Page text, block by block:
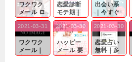
ワクワク
メール ロ
グイン pc
｜心の底
から真
剣...
恋愛診断
モテ期｜
老若男女
問わ
ず…。
出会い系
｜今すぐ
仲良くな
れる相手
探しをし
たいと...
ワクワク
メール｜
出会い系
2021-03-31
ハッピー
メール 要
注意人物
2021-03-30
恋愛占い
無料｜多
数ある出
2021-03-30